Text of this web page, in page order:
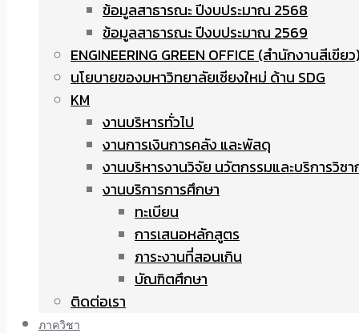
ข้อมูลสาธารณะ ปีงบประมาณ 2568
ข้อมูลสาธารณะ ปีงบประมาณ 2569
ENGINEERING GREEN OFFICE (สำนักงานสีเขีย
นโยบายของมหาวิทยาลัยเชียงใหม่ ด้าน SDG
KM
งานบริหารทั่วไป
งานการเงินการคลัง และพัสดุ
งานบริหารงานวิจัย นวัตกรรมและบริการวิชา
งานบริการการศึกษา
ทะเบียน
การเสนอหลักสูตร
ภาระงานที่สอนเกิน
บัณฑิตศึกษา
ติดต่อเรา
ภาควิชา